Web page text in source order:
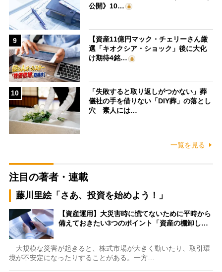
公開》10…
9
【資産11億円マック・チェリーさん厳
選「キオクシア・ショック」後に大化
け期待4銘…
10
「失敗すると取り返しがつかない」葬
儀社の手を借りない「DIY葬」の落とし
穴 素人には…
一覧を見る
注目の著者・連載
藤川里絵「さあ、投資を始めよう！」
【資産運用】大災害時に慌てないために平時から
備えておきたい3つのポイント「資産の棚卸し…
大規模な災害が起きると、株式市場が大きく動いたり、取引環
境が不安定になったりすることがある。一方…